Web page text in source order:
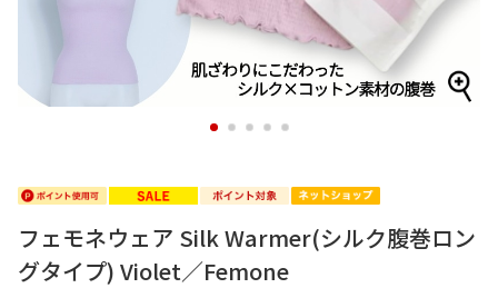
1 2 3 4 5
フェモネウェア Silk Warmer(シルク腹巻ロン
グタイプ) Violet／Femone